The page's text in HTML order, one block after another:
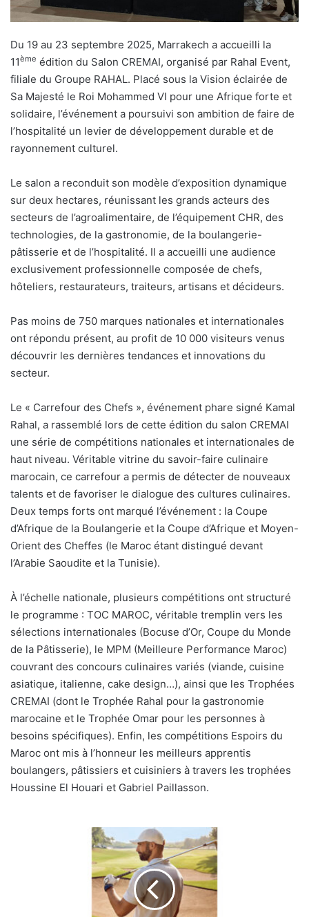
Du 19 au 23 septembre 2025, Marrakech a accueilli la
11ème édition du Salon CREMAI, organisé par Rahal Event,
filiale du Groupe RAHAL. Placé sous la Vision éclairée de
Sa Majesté le Roi Mohammed VI pour une Afrique forte et
solidaire, l’événement a poursuivi son ambition de faire de
l’hospitalité un levier de développement durable et de
rayonnement culturel.
Le salon a reconduit son modèle d’exposition dynamique
sur deux hectares, réunissant les grands acteurs des
secteurs de l’agroalimentaire, de l’équipement CHR, des
technologies, de la gastronomie, de la boulangerie-
pâtisserie et de l’hospitalité. Il a accueilli une audience
exclusivement professionnelle composée de chefs,
hôteliers, restaurateurs, traiteurs, artisans et décideurs.
Pas moins de 750 marques nationales et internationales
ont répondu présent, au profit de 10 000 visiteurs venus
découvrir les dernières tendances et innovations du
secteur.
Le « Carrefour des Chefs », événement phare signé Kamal
Rahal, a rassemblé lors de cette édition du salon CREMAI
une série de compétitions nationales et internationales de
haut niveau. Véritable vitrine du savoir-faire culinaire
marocain, ce carrefour a permis de détecter de nouveaux
talents et de favoriser le dialogue des cultures culinaires.
Deux temps forts ont marqué l’événement : la Coupe
d’Afrique de la Boulangerie et la Coupe d’Afrique et Moyen-
Orient des Cheffes (le Maroc étant distingué devant
l’Arabie Saoudite et la Tunisie).
À l’échelle nationale, plusieurs compétitions ont structuré
le programme : TOC MAROC, véritable tremplin vers les
sélections internationales (Bocuse d’Or, Coupe du Monde
de la Pâtisserie), le MPM (Meilleure Performance Maroc)
couvrant des concours culinaires variés (viande, cuisine
asiatique, italienne, cake design…), ainsi que les Trophées
CREMAI (dont le Trophée Rahal pour la gastronomie
marocaine et le Trophée Omar pour les personnes à
besoins spécifiques). Enfin, les compétitions Espoirs du
Maroc ont mis à l’honneur les meilleurs apprentis
boulangers, pâtissiers et cuisiniers à travers les trophées
Houssine El Houari et Gabriel Paillasson.